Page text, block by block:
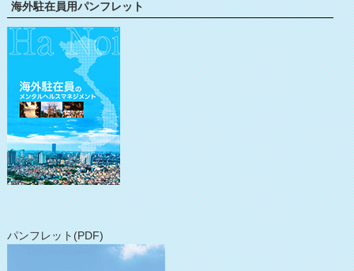
海外駐在員用パンフレット
パンフレット(PDF)